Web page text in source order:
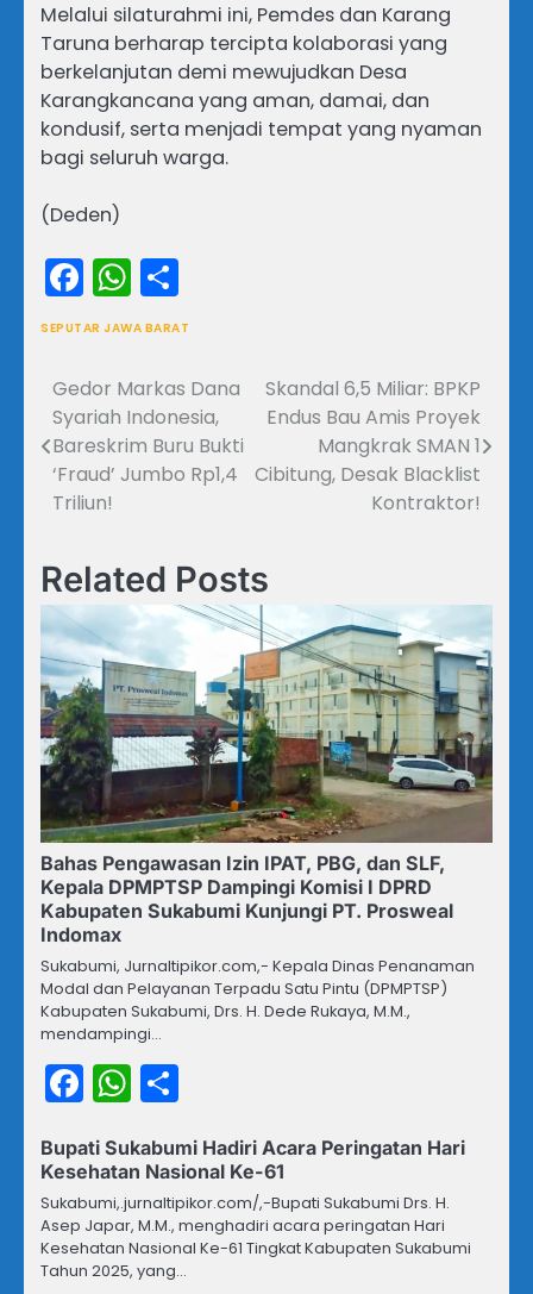
Melalui silaturahmi ini, Pemdes dan Karang
Taruna berharap tercipta kolaborasi yang
berkelanjutan demi mewujudkan Desa
Karangkancana yang aman, damai, dan
kondusif, serta menjadi tempat yang nyaman
bagi seluruh warga.
(Deden)
Facebook
WhatsApp
SEPUTAR JAWA BARAT
Navigasi
pos
Gedor Markas Dana
Syariah Indonesia,
Bareskrim Buru Bukti
‘Fraud’ Jumbo Rp1,4
Triliun!
Skandal 6,5 Miliar: BPKP
Endus Bau Amis Proyek
Mangkrak SMAN 1
Cibitung, Desak Blacklist
Kontraktor!
Related Posts
Bahas Pengawasan Izin IPAT, PBG, dan SLF,
Kepala DPMPTSP Dampingi Komisi I DPRD
Kabupaten Sukabumi Kunjungi PT. Prosweal
Indomax
Sukabumi, Jurnaltipikor.com,- Kepala Dinas Penanaman
Modal dan Pelayanan Terpadu Satu Pintu (DPMPTSP)
Kabupaten Sukabumi, Drs. H. Dede Rukaya, M.M.,
mendampingi…
Facebook
WhatsApp
Bupati Sukabumi Hadiri Acara Peringatan Hari
Kesehatan Nasional Ke-61
Sukabumi,.jurnaltipikor.com/,-Bupati Sukabumi Drs. H.
Asep Japar, M.M., menghadiri acara peringatan Hari
Kesehatan Nasional Ke-61 Tingkat Kabupaten Sukabumi
Tahun 2025, yang…